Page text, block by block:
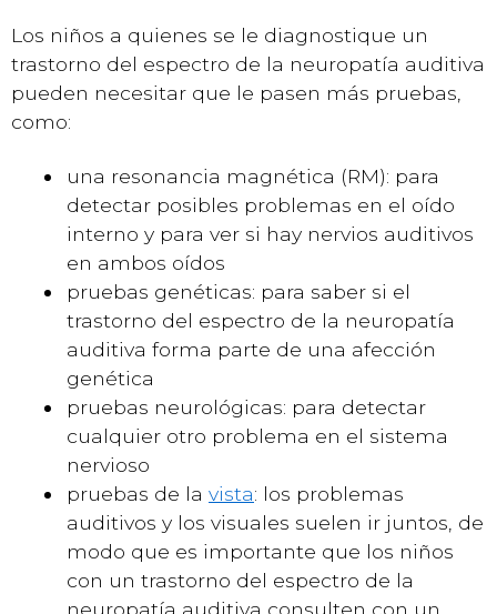
Los niños a quienes se le diagnostique un
trastorno del espectro de la neuropatía auditiva
pueden necesitar que le pasen más pruebas,
como:
una resonancia magnética (RM): para
detectar posibles problemas en el oído
interno y para ver si hay nervios auditivos
en ambos oídos
pruebas genéticas: para saber si el
trastorno del espectro de la neuropatía
auditiva forma parte de una afección
genética
pruebas neurológicas: para detectar
cualquier otro problema en el sistema
nervioso
pruebas de la vista: los problemas
auditivos y los visuales suelen ir juntos, de
modo que es importante que los niños
con un trastorno del espectro de la
neuropatía auditiva consulten con un